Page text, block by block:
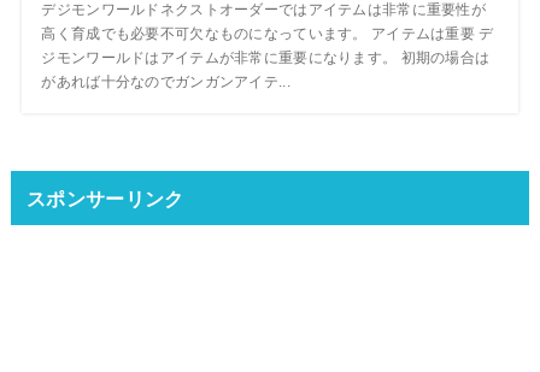
デジモンワールドネクストオーダーではアイテムは非常に重要性が
高く育成でも必要不可欠なものになっています。 アイテムは重要 デ
ジモンワールドはアイテムが非常に重要になります。 初期の場合は
があれば十分なのでガンガンアイテ...
スポンサーリンク